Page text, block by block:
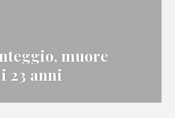
muore
23 anni